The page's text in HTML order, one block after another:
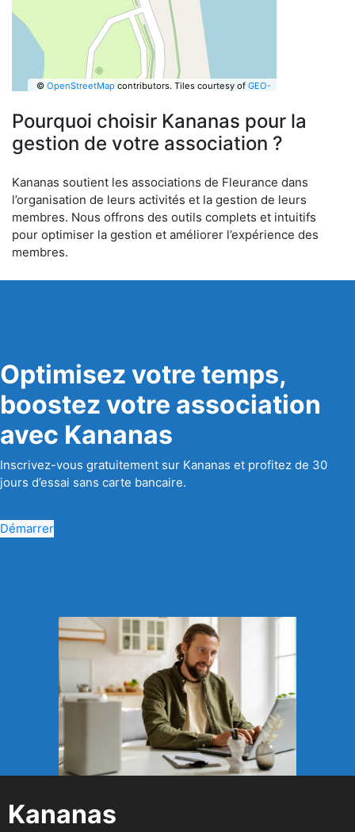
© OpenStreetMapcontributors. Tiles courtesy of GEO-
Pourquoi choisir Kananas pour la
gestion de votre association ?
Kananas soutient les associations de Fleurance dans
l’organisation de leurs activités et la gestion de leurs
membres. Nous offrons des outils complets et intuitifs
pour optimiser la gestion et améliorer l’expérience des
membres.
Optimisez votre temps,
boostez votre association
avec Kananas
Inscrivez-vous gratuitement sur Kananas et profitez de 30
jours d’essai sans carte bancaire.
Démarrer
Kananas